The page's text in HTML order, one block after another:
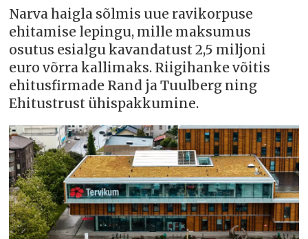
Narva haigla sõlmis uue ravikorpuse
ehitamise lepingu, mille maksumus
osutus esialgu kavandatust 2,5 miljoni
euro võrra kallimaks. Riigihanke võitis
ehitusfirmade Rand ja Tuulberg ning
Ehitustrust ühispakkumine.